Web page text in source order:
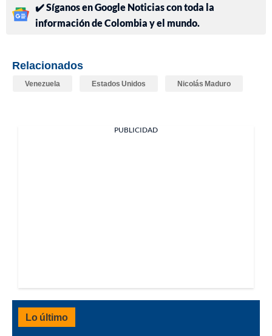
✔️ Síganos en Google Noticias con toda la
información de Colombia y el mundo.
Relacionados
Venezuela Estados Unidos Nicolás Maduro
PUBLICIDAD
Lo último